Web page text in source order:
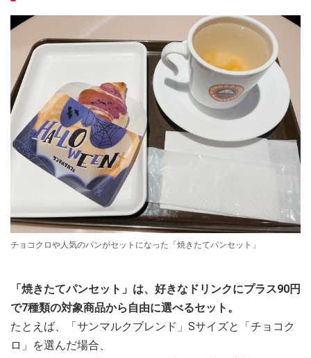
チョコクロや人気のパンがセットになった「焼きたてパンセット」
「焼きたてパンセット」は、好きなドリンクにプラス90円
で7種類の対象商品から自由に選べるセット。
たとえば、「サンマルクブレンド」Sサイズと「チョコク
ロ」を選んだ場合、